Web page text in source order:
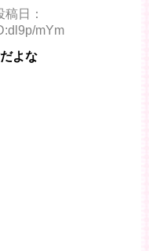
稿日：
mYm
よな